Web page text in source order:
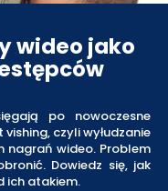
wideo jako
po nowoczesne
czyli wyłudzanie
wideo. Problem
Dowiedz się, jak
ich atakiem.